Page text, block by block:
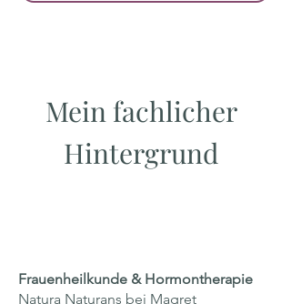
Mein fachlicher
Hintergrund
Frauenheilkunde & Hormontherapie
Natura Naturans bei Magret